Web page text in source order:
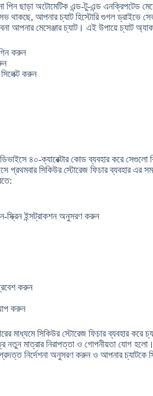
ছাড়া অটোমেটিক এন্ড-টু-এন্ড এনক্রিপটেড
থাকছে, আপনার চ্যাট হিস্টোরি গুগল ড্রাইভে
আপনার মেসেঞ্জার চ্যাট। এই উপায়ে চ্যাট
করুন
করুন
৪০-ক্যারেক্টার কোড ব্যবহার করে সেগুলো
সিকিউর স্টোরেজ ফিচার ব্যবহার এর
ইন্সট্রাকশন অনুসরণ করুন
করুন
করুন
মাধ্যমে সিকিউর স্টোরেজ ফিচার ব্যবহার করে
নতুন মাত্রার নিরাপত্তা ও গোপনীয়তা যোগ হলো।
নির্দেশনা অনুসরণ করুন ও আপনার চ্যাটকে